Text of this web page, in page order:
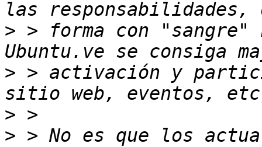
> > forma con "sangre"
> > activación y
>
> > No es que los